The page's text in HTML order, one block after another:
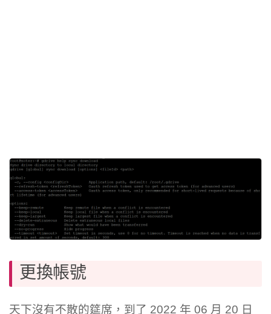
更換帳號
天下沒有不散的筵席，到了 2022 年 06 月 20 日